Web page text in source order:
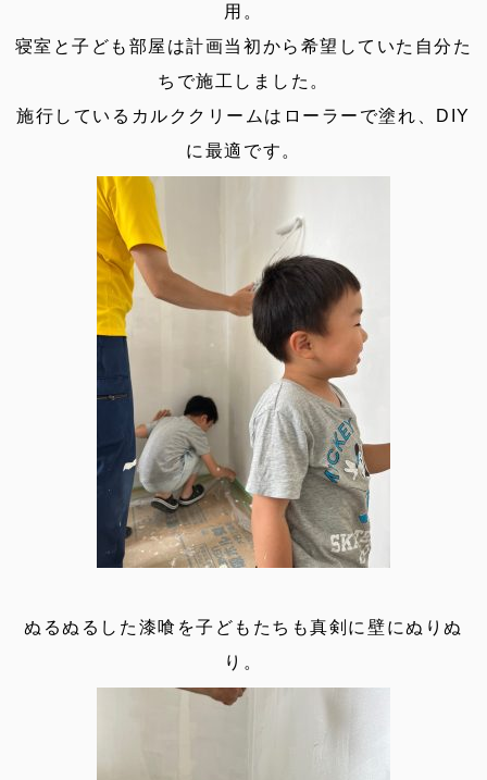
用。
寝室と子ども部屋は計画当初から希望していた自分た
ちで施工しました。
施行しているカルククリームはローラーで塗れ、DIY
に最適です。
ぬるぬるした漆喰を子どもたちも真剣に壁にぬりぬ
り。